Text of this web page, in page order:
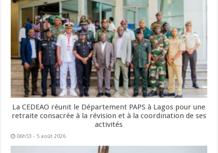
La CEDEAO réunit le Département PAPS à Lagos pour une
retraite consacrée à la révision et à la coordination de ses
activités
06h53 - 5 août 2026